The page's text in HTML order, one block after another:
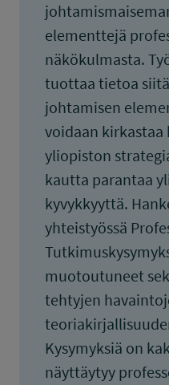
elementtejä
näkökulmasta.
tuottaa tietoa
johtamisen
voidaan
yliopiston
kautta parantaa
kyvykkyyttä.
yhteistyössä
muotoutuneet
tehtyjen
Kysymyksiä on
näyttäytyy